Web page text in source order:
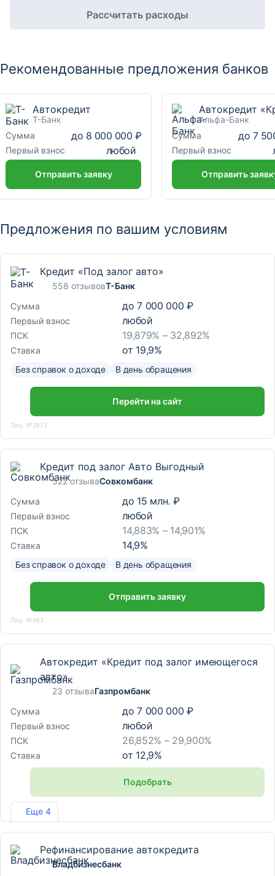
Рассчитать расходы
Рекомендованные предложения банков
Автокредит
Т-Банк
Сумма
до 8 000 000 ₽
Первый взнос любой
Отправить заявку
Альфа-Банк
Сумма
до 7
Первый взнос
Отправить
Предложения по вашим условиям
Кредит «Под залог авто»
558 отзывовТ-Банк
Сумма
до 7 000 000 ₽
Первый взнос любой
ПСК 19,879% – 32,892%
Ставка от 19,9%
Без справок о доходе В день обращения
Перейти на сайт
Лиц. №2673
Кредит под залог Авто Выгодный
522 отзываСовкомбанк
Сумма
до 15 млн. ₽
Первый взнос любой
ПСК 14,883% – 14,901%
Ставка 14,9%
Без справок о доходе В день обращения
Отправить заявку
Лиц. №963
Еще 4
Автокредит «Кредит под залог имеющегося
авто»
23 отзываГазпромбанк
Сумма
до 7 000 000 ₽
Первый взнос любой
ПСК 26,852% – 29,900%
Ставка от 12,9%
Подобрать
Лиц. №354
Рефинансирование автокредита
Владбизнесбанк